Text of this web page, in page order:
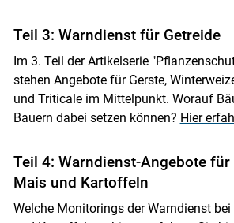
Teil 3: Warndienst für Getreide
Im 3. Teil der Artikelserie
stehen Angebote für Gerste,
und Triticale im Mittelpunkt. Worauf
Bauern dabei setzen können? Hier
Teil 4: Warndienst-Angebote für
Mais und Kartoffeln
Welche Monitorings der Warndienst